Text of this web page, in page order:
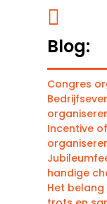

Blog:
Congres
Incentive
handige
Het